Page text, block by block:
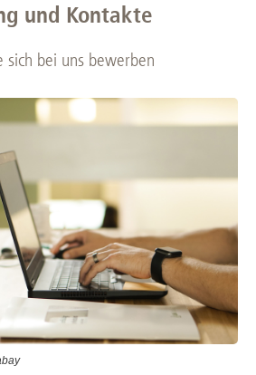
und Kontakte
sich bei uns bewerben